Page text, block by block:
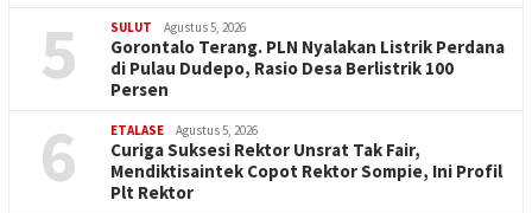
5 SULUT Agustus 5, 2026
Gorontalo Terang. PLN Nyalakan Listrik Perdana
di Pulau Dudepo, Rasio Desa Berlistrik 100
Persen
6 ETALASE Agustus 5, 2026
Curiga Suksesi Rektor Unsrat Tak Fair,
Mendiktisaintek Copot Rektor Sompie, Ini Profil
Plt Rektor